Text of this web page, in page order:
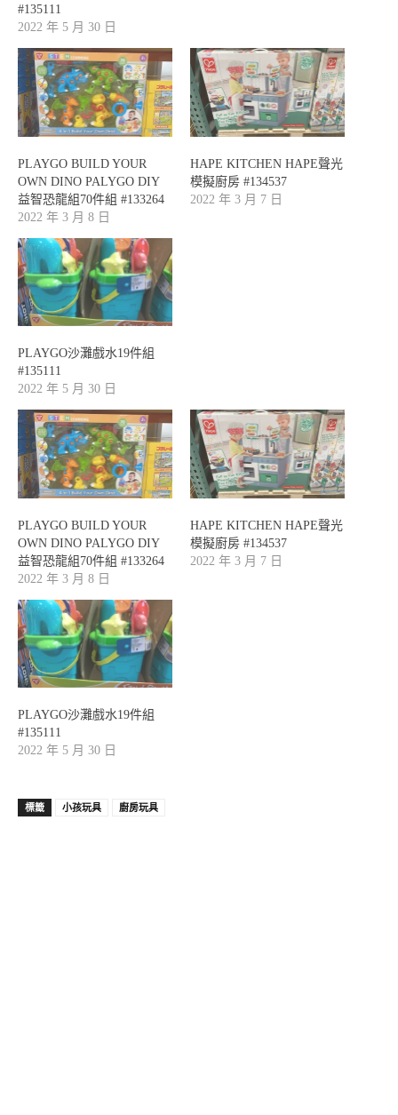
#135111
2022 年 5 月 30 日
PLAYGO BUILD YOUR
OWN DINO PALYGO DIY
益智恐龍組70件組 #133264
2022 年 3 月 8 日
HAPE KITCHEN HAPE聲光
模擬廚房 #134537
2022 年 3 月 7 日
PLAYGO沙灘戲水19件組
#135111
2022 年 5 月 30 日
PLAYGO BUILD YOUR
OWN DINO PALYGO DIY
益智恐龍組70件組 #133264
2022 年 3 月 8 日
HAPE KITCHEN HAPE聲光
模擬廚房 #134537
2022 年 3 月 7 日
PLAYGO沙灘戲水19件組
#135111
2022 年 5 月 30 日
標籤 小孩玩具 廚房玩具